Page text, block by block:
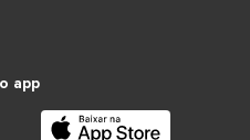
app